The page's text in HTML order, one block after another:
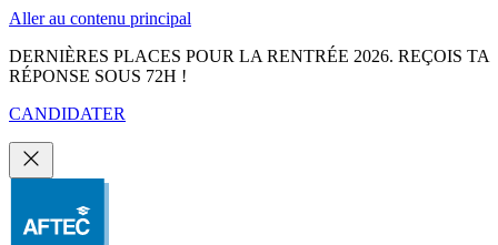
Aller au contenu principal
DERNIÈRES PLACES POUR LA RENTRÉE 2026. REÇOIS TA
RÉPONSE SOUS 72H !
CANDIDATER